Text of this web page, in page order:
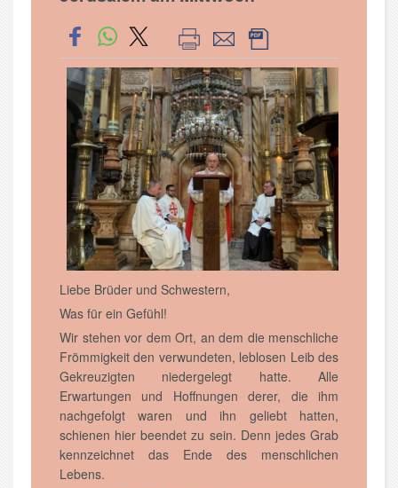
Liebe Brüder und Schwestern,
Was für ein Gefühl!
Wir stehen vor dem Ort, an dem die menschliche
Frömmigkeit den verwundeten, leblosen Leib des
Gekreuzigten niedergelegt hatte. Alle
Erwartungen und Hoffnungen derer, die ihm
nachgefolgt waren und ihn geliebt hatten,
schienen hier beendet zu sein. Denn jedes Grab
kennzeichnet das Ende des menschlichen
Lebens.